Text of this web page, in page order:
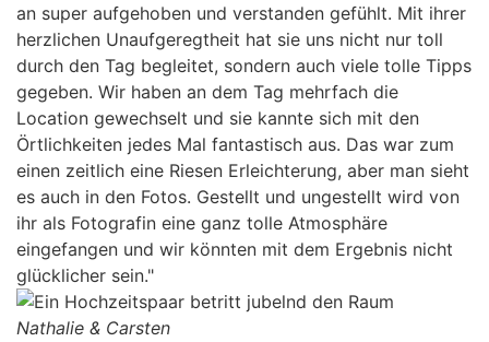
an super aufgehoben und verstanden gefühlt. Mit ihrer
herzlichen Unaufgeregtheit hat sie uns nicht nur toll
durch den Tag begleitet, sondern auch viele tolle Tipps
gegeben. Wir haben an dem Tag mehrfach die
Location gewechselt und sie kannte sich mit den
Örtlichkeiten jedes Mal fantastisch aus. Das war zum
einen zeitlich eine Riesen Erleichterung, aber man sieht
es auch in den Fotos. Gestellt und ungestellt wird von
ihr als Fotografin eine ganz tolle Atmosphäre
eingefangen und wir könnten mit dem Ergebnis nicht
glücklicher sein."
Nathalie & Carsten